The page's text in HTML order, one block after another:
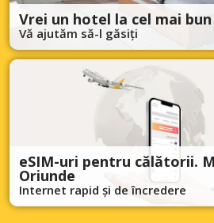
Vrei un hotel la cel mai
Vă ajutăm să-l găsiți
eSIM-uri pentru călătorii.
Oriunde
Internet rapid și de încredere